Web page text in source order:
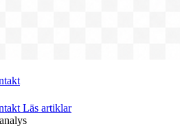
Läs artiklar